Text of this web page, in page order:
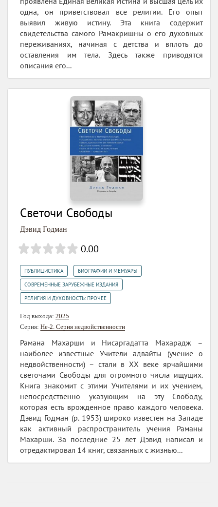
одна, он приветствовал все религии. Его опыт
выявил живую истину. Эта книга содержит
свидетельства самого Рамакришны о его духовных
переживаниях, начиная с детства и вплоть до
оставления им тела. Здесь также приводятся
описания его...
Светочи Свободы
Дэвид Годман
0.00
ПУБЛИЦИСТИКА БИОГРАФИИ И МЕМУАРЫ
СОВРЕМЕННЫЕ ЗАРУБЕЖНЫЕ ИЗДАНИЯ
РЕЛИГИЯ И ДУХОВНОСТЬ: ПРОЧЕЕ
Год выхода: 2025
Серия: Не-2. Серия недвойственности
Рамана Махарши и Нисаргадатта Махарадж –
наиболее известные Учители адвайты (учение о
недвойственности) – стали в XX веке ярчайшими
светочами Свободы для огромного числа ищущих.
Книга знакомит с этими Учителями и их учением,
непосредственно указующим на эту Свободу,
которая есть врожденное право каждого человека.
Дэвид Годман (р. 1953) широко известен на Западе
как активный распространитель учения Раманы
Махарши. За последние 25 лет Дэвид написал и
отредактировал 14 книг, связанных с жизнью...